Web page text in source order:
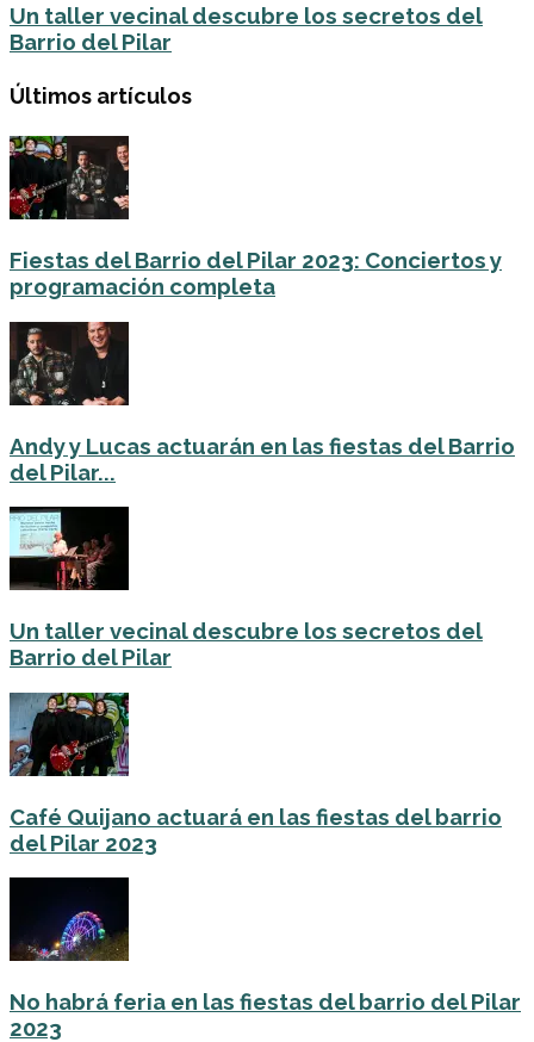
Un taller vecinal descubre los secretos del
Barrio del Pilar
Últimos artículos
Fiestas del Barrio del Pilar 2023: Conciertos y
programación completa
Andy y Lucas actuarán en las fiestas del Barrio
del Pilar...
Un taller vecinal descubre los secretos del
Barrio del Pilar
Café Quijano actuará en las fiestas del barrio
del Pilar 2023
No habrá feria en las fiestas del barrio del Pilar
2023